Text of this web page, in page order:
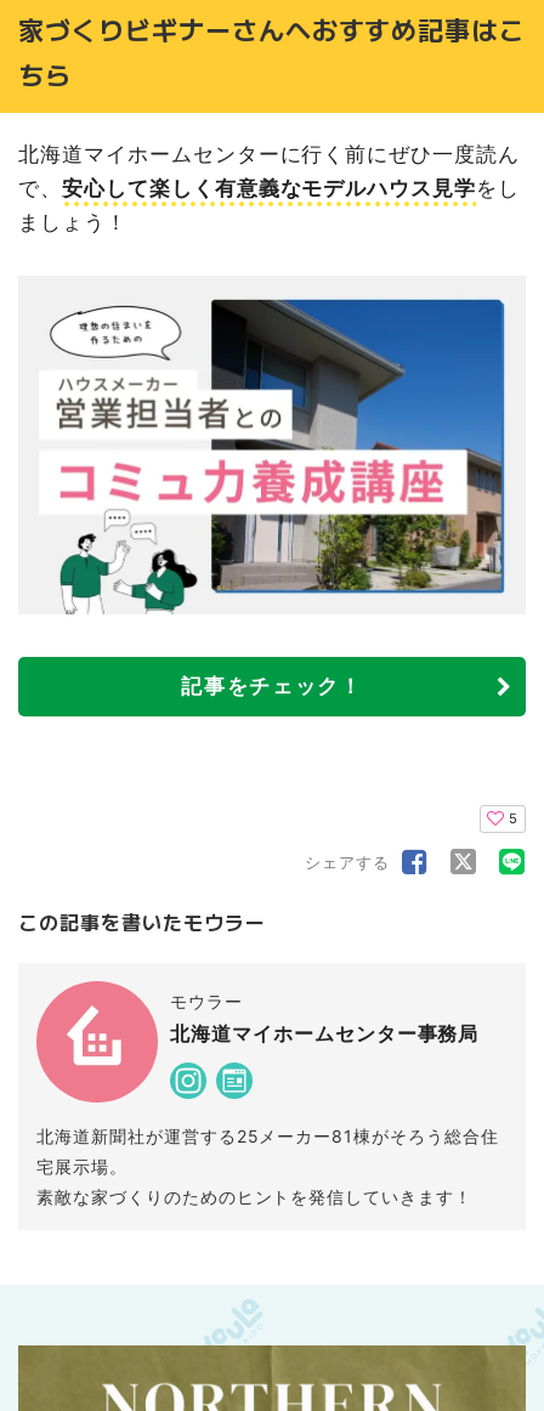
家づくりビギナーさんへおすすめ記事はこ
ちら
北海道マイホームセンターに行く前にぜひ一度読ん
で、 安心して楽しく有意義なモデルハウス見学をし
ましょう！
記事をチェック！
5
シェアする
この記事を書いたモウラー
モウラー
北海道マイホームセンター事務局
北海道新聞社が運営する25メーカー81棟がそろう総合住
宅展示場。
素敵な家づくりのためのヒントを発信していきます！